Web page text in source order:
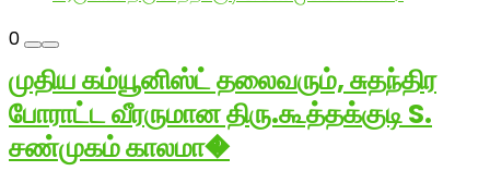
0
முதிய கம்யூனிஸ்ட் தலைவரும், சுதந்திர
போராட்ட வீரருமான திரு.கூத்தக்குடி S.
சண்முகம் காலமா�